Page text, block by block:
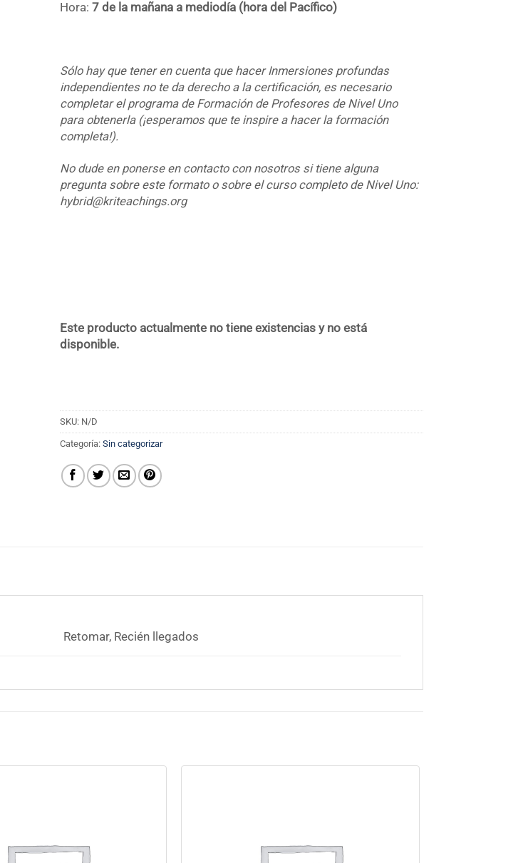
Hora: 7 de la mañana a mediodía (hora del Pacífico)
Sólo hay que tener en cuenta que hacer Inmersiones profundas
independientes no te da derecho a la certificación, es necesario
completar el programa de Formación de Profesores de Nivel Uno
para obtenerla (¡esperamos que te inspire a hacer la formación
completa!).
No dude en ponerse en contacto con nosotros si tiene alguna
pregunta sobre este formato o sobre el curso completo de Nivel Uno:
hybrid@kriteachings.org
Este producto actualmente no tiene existencias y no está
disponible.
SKU: N/D
Categoría: Sin categorizar
Retomar, Recién llegados